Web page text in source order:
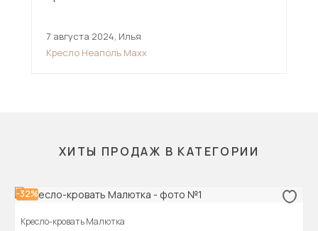
7 августа 2024, Илья
Кресло Неаполь Maxx
ХИТЫ ПРОДАЖ В КАТЕГОРИИ
-32%
Кресло-кровать Малютка